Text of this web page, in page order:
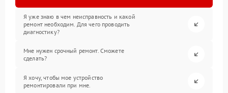
Я уже знаю в чем неисправность и какой
ремонт необходим. Для чего проводить
диагностику?
Мне нужен срочный ремонт. Сможете
сделать?
Я хочу, чтобы мое устройство
ремонтировали при мне.